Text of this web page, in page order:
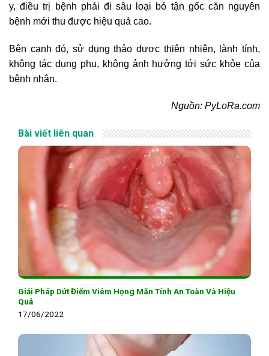
y, điều trị bệnh phải đi sâu loại bỏ tận gốc căn nguyên
bệnh mới thu được hiệu quả cao.
Bên cạnh đó, sử dụng thảo dược thiên nhiên, lành tính,
không tác dụng phụ, không ảnh hưởng tới sức khỏe của
bệnh nhân.
Nguồn: PyLoRa.com
Bài viết liên quan
Giải Pháp Dứt Điểm Viêm Họng Mãn Tính An Toàn Và Hiệu
Quả
17/06/2022